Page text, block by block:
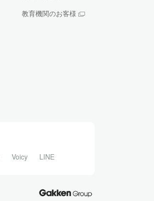
教育機関のお客様
Voicy LINE